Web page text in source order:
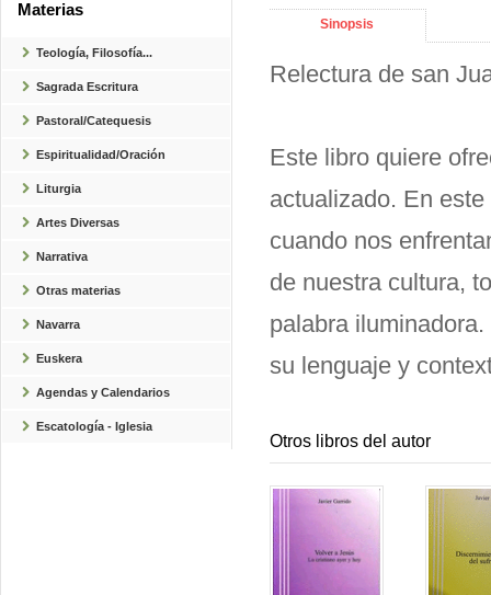
Materias
Teología, Filosofía...
Sagrada Escritura
Pastoral/Catequesis
Espiritualidad/Oración
Liturgia
Artes Diversas
Narrativa
Otras materias
Navarra
Euskera
Agendas y Calendarios
Escatología - Iglesia
Sinopsis
Relectura de san
Este libro quiere
actualizado. En
cuando nos
de nuestra cultura,
palabra
su lenguaje y
Otros libros del autor